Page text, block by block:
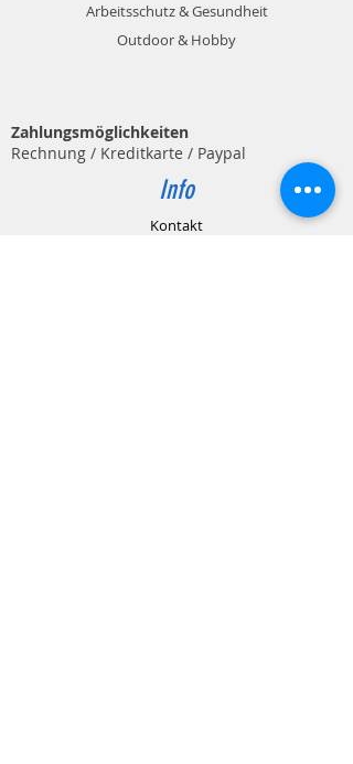
Arbeitsschutz & Gesundheit
Outdoor & Hobby
Zahlungsmöglichkeiten
Rechnung / Kreditkarte / Paypal
Info
Kontakt